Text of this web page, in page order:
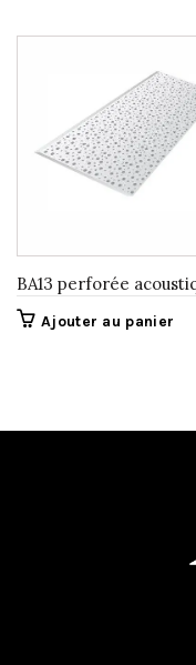
BA13 perforée
Ajouter au panier